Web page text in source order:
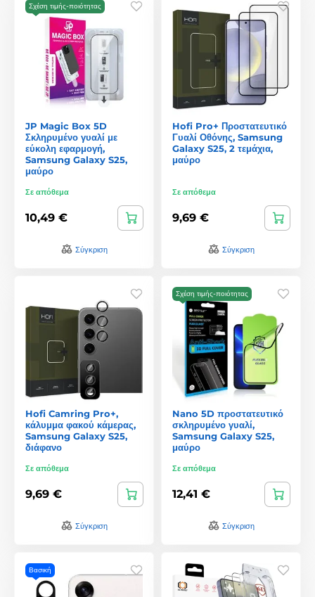
Σχέση τιμής-ποιότητας
JP Magic Box 5D
Σκληρυμένο γυαλί με
εύκολη εφαρμογή,
Samsung Galaxy S25,
μαύρο
Σε απόθεμα
10,49 €
Σύγκριση
Hofi Pro+ Προστατευτικό
Γυαλί Οθόνης, Samsung
Galaxy S25, 2 τεμάχια,
μαύρο
Σε απόθεμα
9,69 €
Σύγκριση
Hofi Camring Pro+,
κάλυμμα φακού κάμερας,
Samsung Galaxy S25,
διάφανο
Σε απόθεμα
9,69 €
Σύγκριση
Σχέση τιμής-ποιότητας
Nano 5D προστατευτικό
σκληρυμένο γυαλί,
Samsung Galaxy S25,
μαύρο
Σε απόθεμα
12,41 €
Σύγκριση
Βασική